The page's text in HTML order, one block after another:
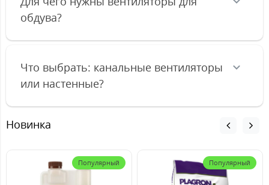
обдува?
Что выбрать: канальные вентиляторы
или настенные?
Новинка
Популярный Популярный